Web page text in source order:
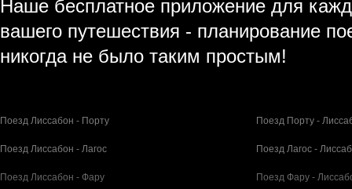
Наше бесплатное приложение для
вашего путешествия - планирование
никогда не было таким простым!
Поезд Лиссабон - Порту Поезд Порту -
Поезд Лиссабон - Лагос Поезд Лагос -
Поезд Лиссабон - Фару Поезд Фару -